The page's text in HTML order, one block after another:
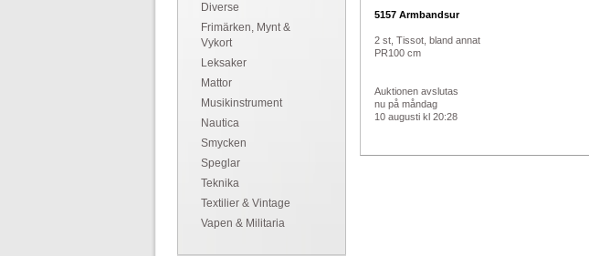
Diverse
Frimärken, Mynt &
Vykort
Leksaker
Mattor
Musikinstrument
Nautica
Smycken
Speglar
Teknika
Textilier & Vintage
Vapen & Militaria
5157Armbandsur
2 st, Tissot, bland annat
PR100 cm
Auktionen avslutas
nu på måndag
10 augusti kl 20:28